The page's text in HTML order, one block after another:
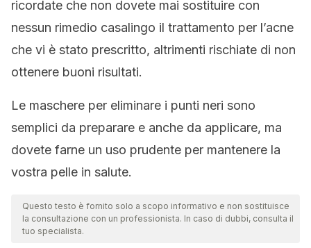
ricordate che non dovete mai sostituire con
nessun rimedio casalingo il trattamento per l’acne
che vi è stato prescritto, altrimenti rischiate di non
ottenere buoni risultati.
Le maschere per eliminare i punti neri sono
semplici da preparare e anche da applicare, ma
dovete farne un uso prudente per mantenere la
vostra pelle in salute.
Questo testo è fornito solo a scopo informativo e non sostituisce
la consultazione con un professionista. In caso di dubbi, consulta il
tuo specialista.